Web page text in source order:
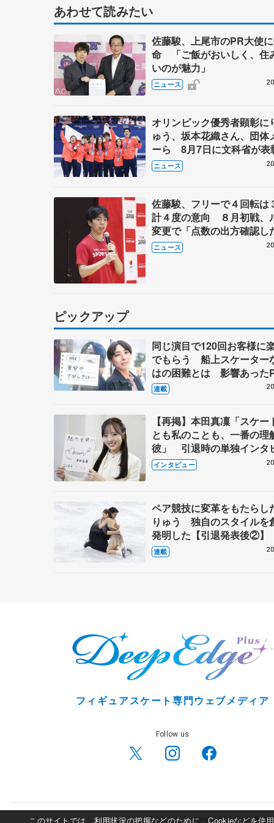
あわせて読みたい
佐藤駿、上尾市のPR大使
命 「ご飯がおいしく、住
いのが魅力」
ニュース
オリンピック優秀者顕彰に
ゅう、坂本花織さん、団体
ーら 8月7日に文科省が表
ブルーノ・マルコット、中
らコーチも
ニュース
佐藤駿、フリーで４回転は
計４度の意向 ８月初戦、
変更で「点数の出方確認し
ニュース
ピックアップ
同じ演目で120回お客様に
でもらう 船上スケーター
はの困難とは 影響あった
キャプテン松永さんの存在
連載
【再掲】本田真凜「スケー
とも私のことも、一番の理
彼」 引退時の単独インタ
で語った競技人生や家族、
これからの夢…
インタビュー
ペア競技に変革をもたらし
りゅう 独自のスタイルを
発明した【引退発表後②】
連載
フィギュアスケート専門ウェブメディア
Follow us
サイトポリシー 利用
このサイトでは、利用状況の把握などのために、Cookieなどを使